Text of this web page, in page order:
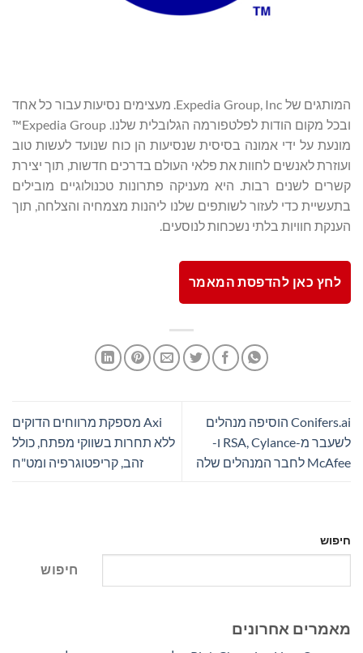
המותגים של Expedia Group, Inc. מעצימים נסיעות עבור כל אחד
ובכל מקום הודות לפלטפורמה הגלובלית שלנו. Expedia Group™
מונעת על ידי אמונה בסיסית שנסיעות הן כוח שנועד לעשות טוב
ועוזרת לאנשים לחוות את פלאי העולם בדרכים חדשות, תוך יצירת
קשרים לשנים רבות. היא מעניקה פתרונות טכנולוגיים מובילים
בתעשיית כדי לעזור לשותפים שלנו ליהנות מצמחיה והצלחה, תוך
הענקת חוויות בלתי נשכחות לנוסעים.
לחץ כאן להדפסת המאמר
Conifers.ai הוסיפה מנהלים
לשעבר מ-RSA, Cylance ו-
McAfee לחבר המנהלים שלה
Axi מספקת מרווחים הדוקים
ללא תחרות בשווקי מפתח, כולל
זהב, קריפטוגרפיה ומט"ח
חיפוש
חיפוש
מאמרים אחרונים